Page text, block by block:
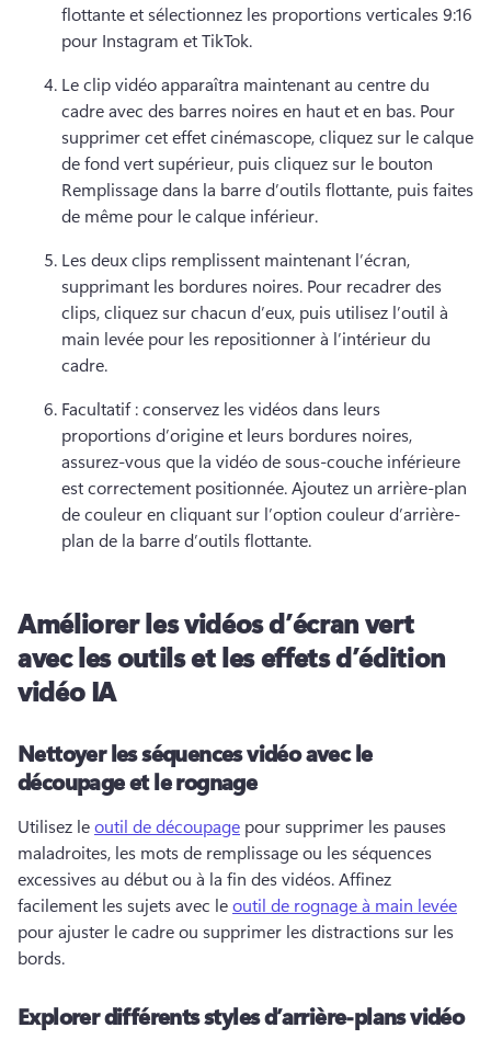
flottante et sélectionnez les proportions verticales 9:16
pour Instagram et TikTok.
Le clip vidéo apparaîtra maintenant au centre du
cadre avec des barres noires en haut et en bas. Pour
supprimer cet effet cinémascope, cliquez sur le calque
de fond vert supérieur, puis cliquez sur le bouton
Remplissage dans la barre d’outils flottante, puis faites
de même pour le calque inférieur.
Les deux clips remplissent maintenant l’écran,
supprimant les bordures noires. Pour recadrer des
clips, cliquez sur chacun d’eux, puis utilisez l’outil à
main levée pour les repositionner à l’intérieur du
cadre.
Facultatif : conservez les vidéos dans leurs
proportions d’origine et leurs bordures noires,
assurez-vous que la vidéo de sous-couche inférieure
est correctement positionnée. Ajoutez un arrière-plan
de couleur en cliquant sur l’option couleur d’arrière-
plan de la barre d’outils flottante.
Améliorer les vidéos d’écran vert
avec les outils et les effets d’édition
vidéo IA
Nettoyer les séquences vidéo avec le
découpage et le rognage
Utilisez le outil de découpage pour supprimer les pauses
maladroites, les mots de remplissage ou les séquences
excessives au début ou à la fin des vidéos. Affinez
facilement les sujets avec le outil de rognage à main levée
pour ajuster le cadre ou supprimer les distractions sur les
bords.
Explorer différents styles d’arrière-plans vidéo